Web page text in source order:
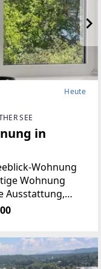
Heute
SEE
in
Wohnung
Wohnung
Ausstattung,
Auf rund